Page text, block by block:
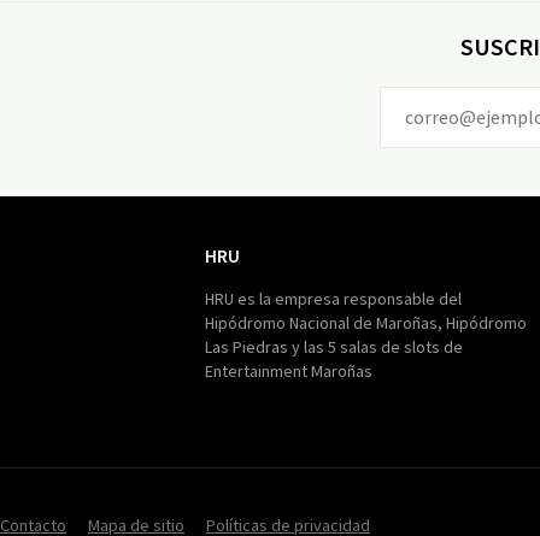
HRU
HRU es la empresa responsable del
Hipódromo Nacional de Maroñas, Hipódromo
Las Piedras y las 5 salas de slots de
Entertainment Maroñas
Contacto Mapa de sitio Políticas de privacidad